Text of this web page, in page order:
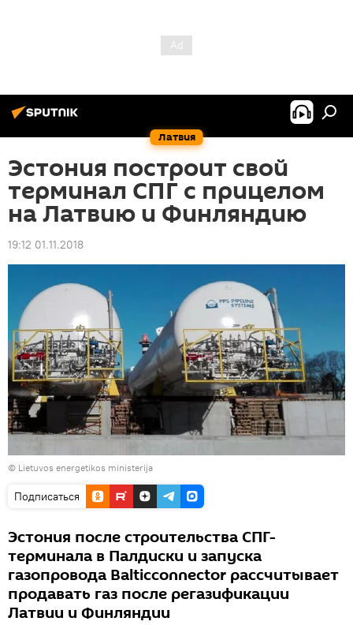
Латвия
Эстония построит свой
терминал СПГ с прицелом
на Латвию и Финляндию
19:12 01.11.2018
© Lietuvos energetikos ministerija
Подписаться
Эстония после строительства СПГ-
терминала в Палдиски и запуска
газопровода Balticconnector рассчитывает
продавать газ после регазификации
Латвии и Финляндии